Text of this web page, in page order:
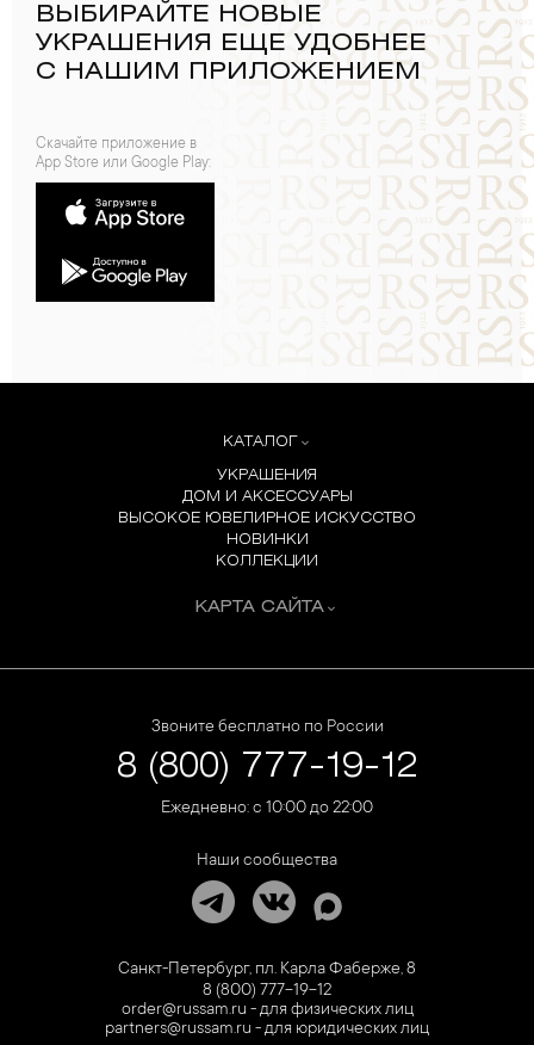
ВЫБИРАЙТЕ НОВЫЕ
УКРАШЕНИЯ ЕЩЕ УДОБНЕЕ
С НАШИМ ПРИЛОЖЕНИЕМ
Скачайте приложение в
App Store или Google Play:
КАТАЛОГ
УКРАШЕНИЯ
ДОМ И АКСЕССУАРЫ
ВЫСОКОЕ ЮВЕЛИРНОЕ ИСКУССТВО
НОВИНКИ
КОЛЛЕКЦИИ
КАРТА САЙТА
Звоните бесплатно по России
8 (800) 777-19-12
Ежедневно: с 10:00 до 22:00
Наши сообщества
Санкт-Петербург, пл. Карла Фаберже, 8
8 (800) 777-19-12
order@russam.ru - для физических лиц
partners@russam.ru - для юридических лиц